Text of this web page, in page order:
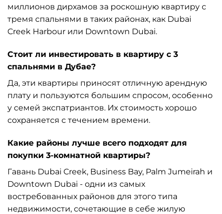
миллионов дирхамов за роскошную квартиру с
тремя спальнями в таких районах, как Dubai
Creek Harbour или Downtown Dubai.
Стоит ли инвестировать в квартиру с 3
спальнями в Дубае?
Да, эти квартиры приносят отличную арендную
плату и пользуются большим спросом, особенно
у семей экспатриантов. Их стоимость хорошо
сохраняется с течением времени.
Какие районы лучше всего подходят для
покупки 3-комнатной квартиры?
Гавань Dubai Creek, Business Bay, Palm Jumeirah и
Downtown Dubai - одни из самых
востребованных районов для этого типа
недвижимости, сочетающие в себе жилую